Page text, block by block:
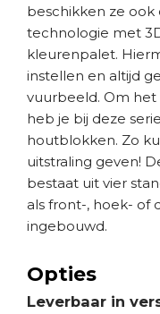
beschikken ze
technologie met
kleurenpalet.
instellen en altijd
vuurbeeld. Om
heb je bij deze
houtblokken. Zo
uitstraling geven!
bestaat uit vier
als front-, hoek- of
ingebouwd.
Opties
Leverbaar in